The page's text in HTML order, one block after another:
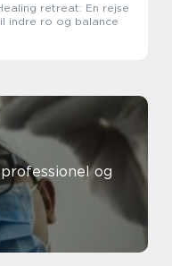
retreat: En rejse
indre ro og balance
og